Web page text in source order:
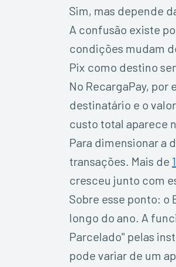
Sim, mas depende
A confusão existe
condições mudam
Pix como destino
No RecargaPay, por
destinatário e o
custo total aparece
Para dimensionar a
transações. Mais de
cresceu junto com
Sobre esse ponto: o
longo do ano. A
Parcelado" pelas
pode variar de um